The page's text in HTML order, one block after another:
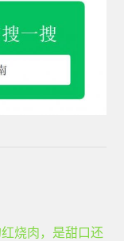
烧肉，是甜口还